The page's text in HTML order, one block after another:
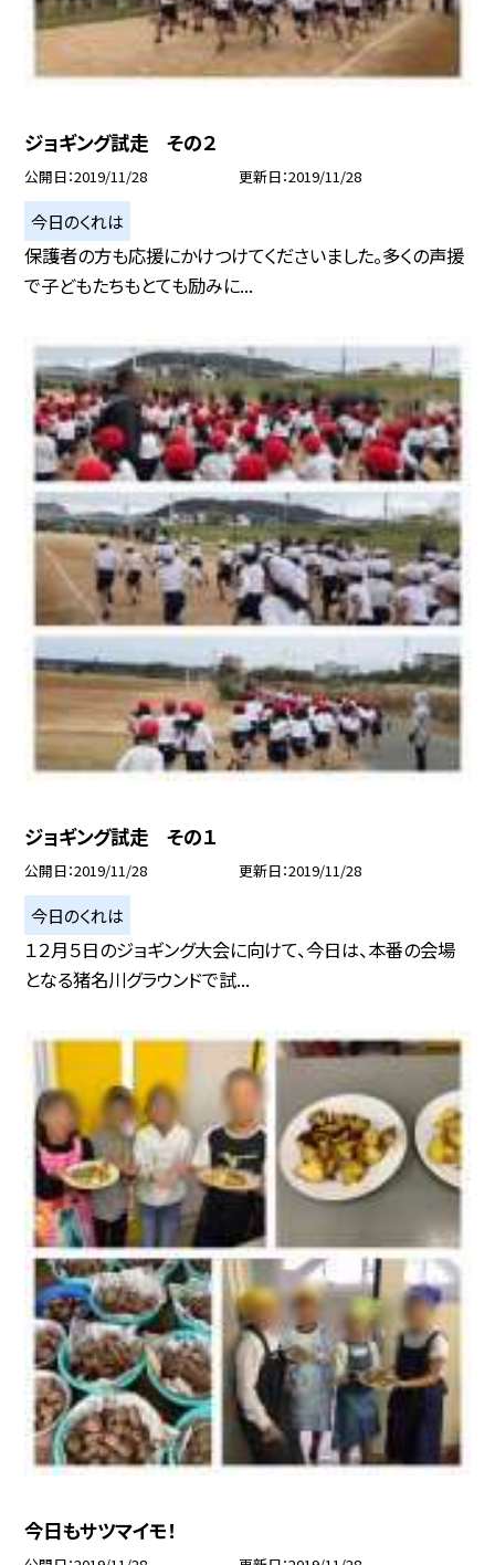
ジョギング試走 その２
公開日 2019/11/28 更新日 2019/11/28
今日のくれは
保護者の方も応援にかけつけてくださいました。多くの声援
で子どもたちもとても励みに...
ジョギング試走 その１
公開日 2019/11/28 更新日 2019/11/28
今日のくれは
１２月５日のジョギング大会に向けて、今日は、本番の会場
となる猪名川グラウンドで試...
今日もサツマイモ！